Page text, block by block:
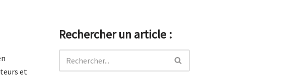
et
Rechercher un article :